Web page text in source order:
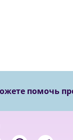
помочь